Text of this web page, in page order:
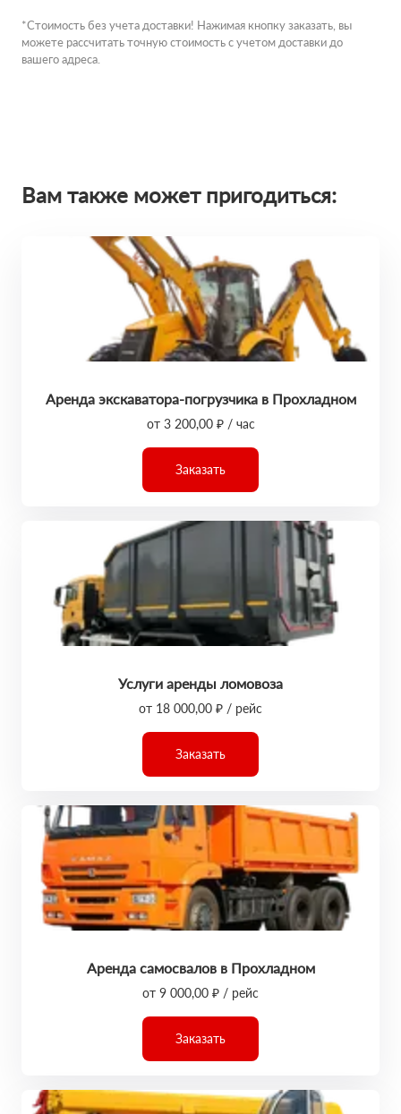
*Стоимость без учета доставки! Нажимая кнопку заказать, вы
можете рассчитать точную стоимость с учетом доставки до
вашего адреса.
Вам также может пригодиться:
Аренда экскаватора-погрузчика в Прохладном
от 3 200,00 ₽ / час
Заказать
Услуги аренды ломовоза
от 18 000,00 ₽ / рейс
Заказать
Аренда самосвалов в Прохладном
от 9 000,00 ₽ / рейс
Заказать